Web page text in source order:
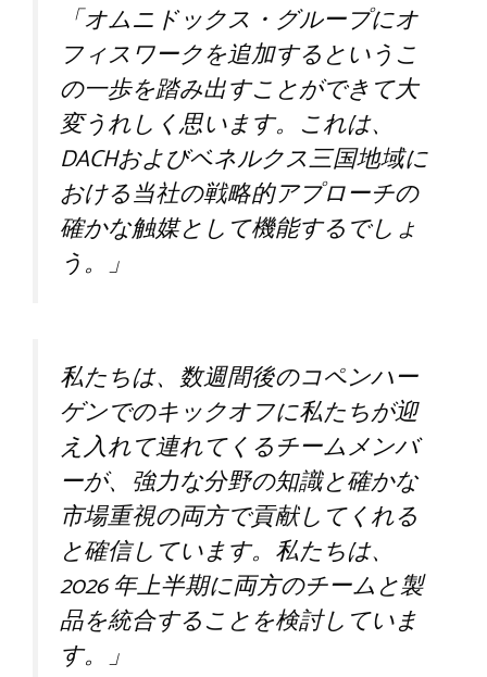
「オムニドックス・グループにオ
フィスワークを追加するというこ
の一歩を踏み出すことができて大
変うれしく思います。これは、
DACHおよびベネルクス三国地域に
おける当社の戦略的アプローチの
確かな触媒として機能するでしょ
う。」
私たちは、数週間後のコペンハー
ゲンでのキックオフに私たちが迎
え入れて連れてくるチームメンバ
ーが、強力な分野の知識と確かな
市場重視の両方で貢献してくれる
と確信しています。私たちは、
2026 年上半期に両方のチームと製
品を統合することを検討していま
す。」